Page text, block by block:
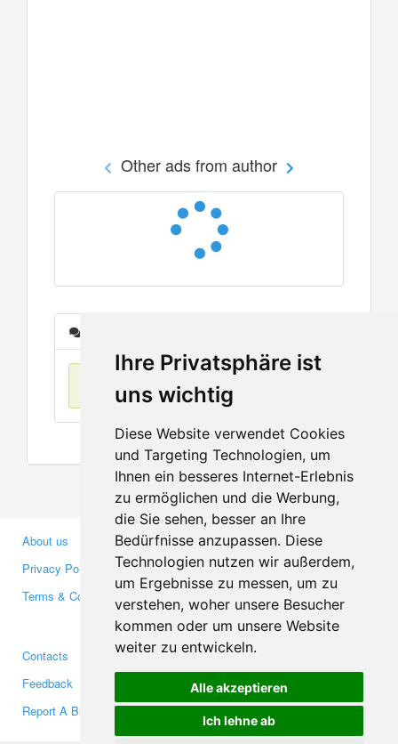
Ihre Privatsphäre ist
uns wichtig
Diese Website verwendet Cookies
und Targeting Technologien, um
Ihnen ein besseres Internet-Erlebnis
zu ermöglichen und die Werbung,
die Sie sehen, besser an Ihre
Bedürfnisse anzupassen. Diese
Technologien nutzen wir außerdem,
um Ergebnisse zu messen, um zu
verstehen, woher unsere Besucher
kommen oder um unsere Website
weiter zu entwickeln.
Alle akzeptieren
Ich lehne ab
Other ads from author
No items found
About us
Privacy Policy
Terms & Conditions
Business Partners
Investors
Media
Contacts
Feedback
Report A Bug
Facebook
Twitter
YouTube
Google+